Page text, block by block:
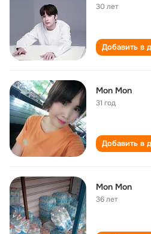
30 лет
Добавить в
Mon Mon
31 год
Добавить в
Mon Mon
36 лет